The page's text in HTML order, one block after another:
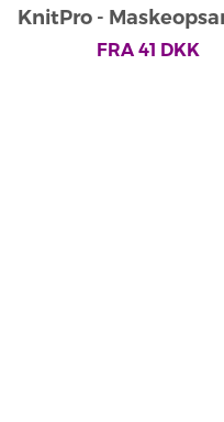
KnitPro -
FRA 41 DKK